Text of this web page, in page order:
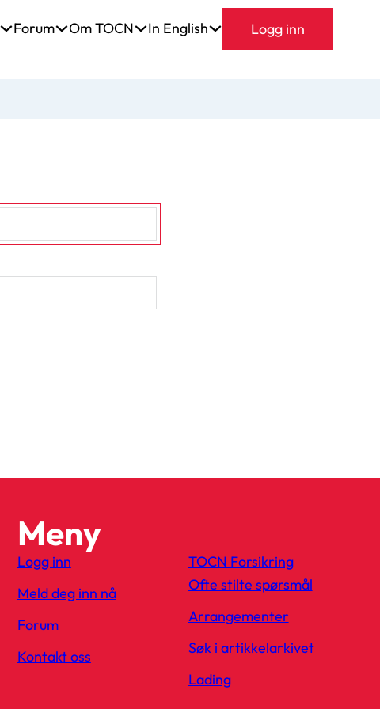
Forum Om TOCN In English Logg inn
Meny
Logg inn
Meld deg inn nå
Forum
Kontakt oss
TOCN Forsikring
Ofte stilte spørsmål
Arrangementer
Søk i artikkelarkivet
Lading